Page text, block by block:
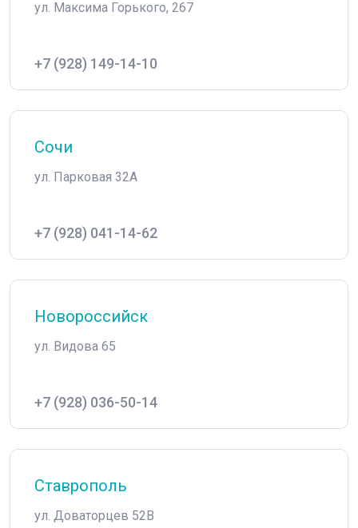
ул. Максима Горького, 267
+7 (928) 149-14-10
Сочи
ул. Парковая 32А
+7 (928) 041-14-62
Новороссийск
ул. Видова 65
+7 (928) 036-50-14
Ставрополь
ул. Доваторцев 52В